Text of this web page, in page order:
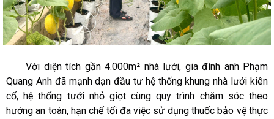
Với diện tích gần 4.000m² nhà lưới, gia đình anh Phạm
Quang Anh đã mạnh dạn đầu tư hệ thống khung nhà lưới kiên
cố, hệ thống tưới nhỏ giọt cùng quy trình chăm sóc theo
hướng an toàn, hạn chế tối đa việc sử dụng thuốc bảo vệ thực